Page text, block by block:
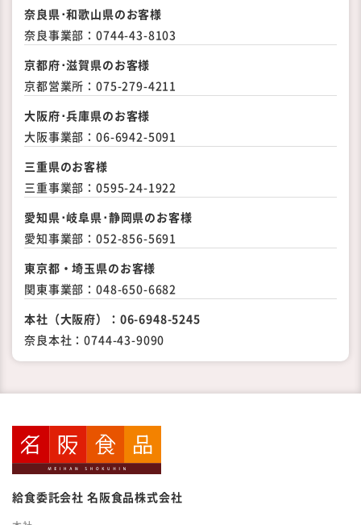
奈良県･和歌山県のお客様
奈良事業部：0744-43-8103
京都府･滋賀県のお客様
京都営業所：075-279-4211
大阪府･兵庫県のお客様
大阪事業部：06-6942-5091
三重県のお客様
三重事業部：0595-24-1922
愛知県･岐阜県･静岡県のお客様
愛知事業部：052-856-5691
東京都・埼玉県のお客様
関東事業部：048-650-6682
本社（大阪府）： 06-6948-5245
奈良本社：0744-43-9090
給食委託会社 名阪食品株式会社